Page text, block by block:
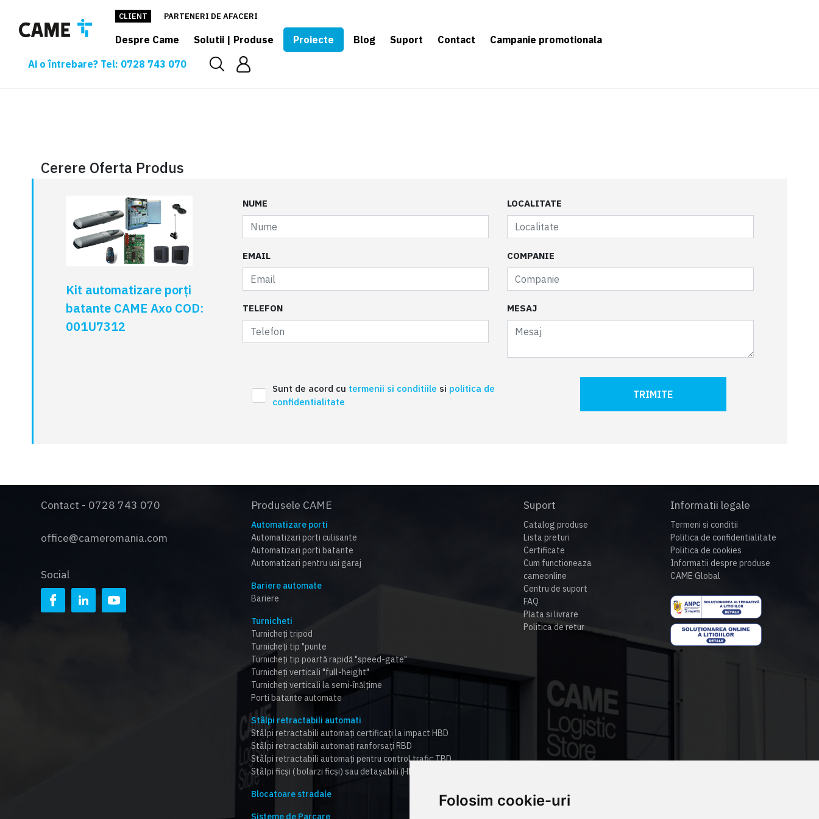
Folosim cookie-uri
CLIENT PARTENERI DE AFACERI
Despre Came Solutii | Produse Proiecte Blog Suport Contact
Campanie promotionala
Ai o întrebare? Tel: 0728 743 070
Cerere Oferta Produs
Kit automatizare porți
batante CAME Axo COD:
001U7312
NUME
EMAIL
TELEFON
LOCALITATE
COMPANIE
MESAJ
Sunt de acord cu termenii si conditiile si politica de
confidentialitate
TRIMITE
Contact - 0728 743 070
office@cameromania.com
Social
Produsele CAME
Automatizare porti
Automatizari porti culisante
Automatizari porti batante
Automatizari pentru usi garaj
Bariere automate
Bariere
Turnicheti
Turnicheți tripod
Turnicheți tip "punte
Turnicheți tip poartă rapidă "speed-gate"
Turnicheți verticali "full-height"
Turnicheți verticali la semi-înălțime
Porti batante automate
Stâlpi retractabili automati
Stâlpi retractabili automați certificați la impact HBD
Stâlpi retractabili automați ranforsați RBD
Stâlpi retractabili automați pentru control trafic TBD
Stâlpi ficși ( bolarzi ficși) sau detașabili (HBD,RBD,TBD)
Blocatoare stradale
Sisteme de Parcare
Suport
Catalog produse
Lista preturi
Certificate
Cum functioneaza
cameonline
Centru de suport
FAQ
Plata si livrare
Politica de retur
Informatii legale
Termeni si conditii
Politica de confidentialitate
Politica de cookies
Informatii despre produse
CAME Global